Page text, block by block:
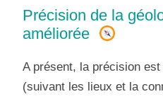
Précision de la
améliorée
A présent, la précision est
(suivant les lieux et la